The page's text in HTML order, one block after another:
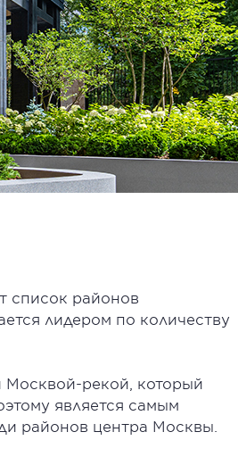
список районов
лидером по количеству
Москвой-рекой, который
является самым
районов центра Москвы.